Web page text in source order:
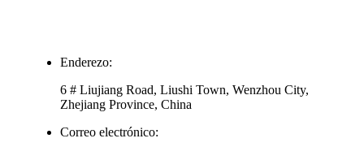
Enderezo:
6 # Liujiang Road, Liushi Town, Wenzhou City,
Zhejiang Province, China
Correo electrónico: